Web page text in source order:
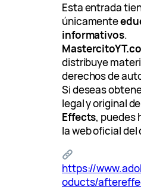
Esta entrada
únicamente
informativos.
distribuye
derechos de
Si deseas
legal y original
Effects, puedes
la web oficial
https://
oducts/